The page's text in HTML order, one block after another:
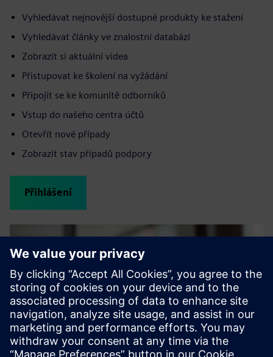
Vyhledávat nejnovější dostupné produkty ke stažení
Vyhledávat články ve znalostní databázi
Zobrazit si aktuální videa
Přistupovat ke školení na vyžádání
Připojit se ke komunitě odborníků
Vstup do našeho centra účtů
Otevřít nové případy
Zobrazit stav případů podpory
Přihlášení